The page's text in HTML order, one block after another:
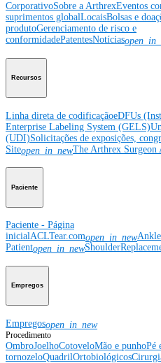
CorporativoSobre a ArthrexEventos
suprimentos globalLocaisBolsas e
produtoGerenciamento de risco e
conformidadePatentesNotícias
Recursos
Linha direta de codificaçãoeDFUs
Enterprise Labeling System (GELS)
(UDI)Solicitações de exposições,
Siteopen_in_newThe Arthrex Surgeon
Paciente
Paciente - Página
inicialACLTear.comopen_in_new
Patientopen_in_new
Empregos
Empregosopen_in_new
Procedimento
OmbroJoelhoCotoveloMão e punhoPé
tornozeloQuadrilOrtobiológicos